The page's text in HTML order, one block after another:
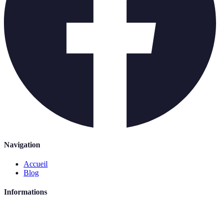
Navigation
Accueil
Blog
Informations